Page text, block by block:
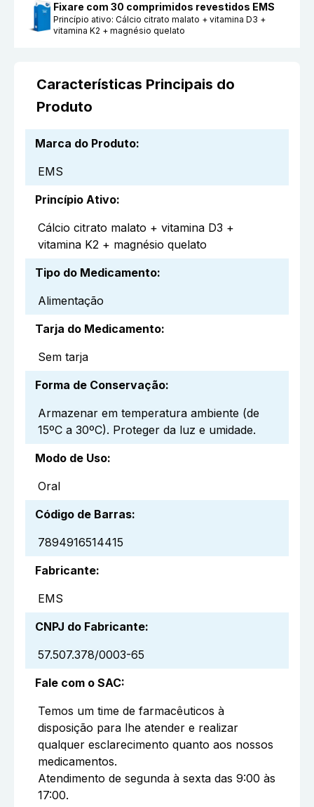
Fixare com 30 comprimidos revestidos EMS
Princípio ativo:Cálcio citrato malato + vitamina D3 +
vitamina K2 + magnésio quelato
Características Principais do
Produto
Marca do Produto:
EMS
Princípio Ativo:
Cálcio citrato malato + vitamina D3 +
vitamina K2 + magnésio quelato
Tipo do Medicamento:
Alimentação
Tarja do Medicamento:
Sem tarja
Forma de Conservação:
Armazenar em temperatura ambiente (de
15ºC a 30ºC). Proteger da luz e umidade.
Modo de Uso:
Oral
Código de Barras:
7894916514415
Fabricante:
EMS
CNPJ do Fabricante:
57.507.378/0003-65
Fale com o SAC:
Temos um time de farmacêuticos à
disposição para lhe atender e realizar
qualquer esclarecimento quanto aos nossos
medicamentos.
Atendimento de segunda à sexta das 9:00 às
17:00.